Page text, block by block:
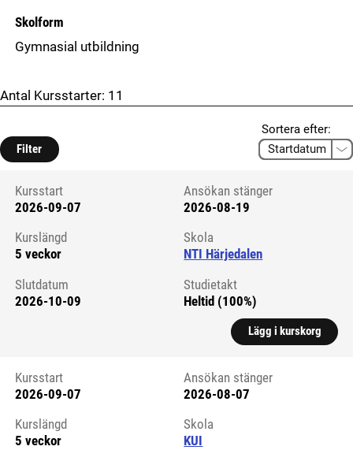
Skolform
Gymnasial utbildning
Antal Kursstarter: 11
Filter
Sortera efter:
Kursstart 6294050
Kursstart
2026-09-07
Ansökan stänger
2026-08-19
Kurslängd
5 veckor
Skola
NTI Härjedalen
Slutdatum
2026-10-09
Studietakt
Heltid (100%)
Lägg i kurskorg
Kursstart 6059473
Kursstart
2026-09-07
Ansökan stänger
2026-08-07
Kurslängd
5 veckor
Skola
KUI